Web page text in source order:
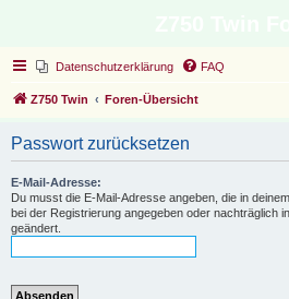
Datenschutzerklärung FAQ
Z750 Twin Foren-Übersicht
Passwort zurücksetzen
E-Mail-Adresse:
Du musst die E-Mail-Adresse angeben, die in
bei der Registrierung angegeben oder nachträglich
geändert.